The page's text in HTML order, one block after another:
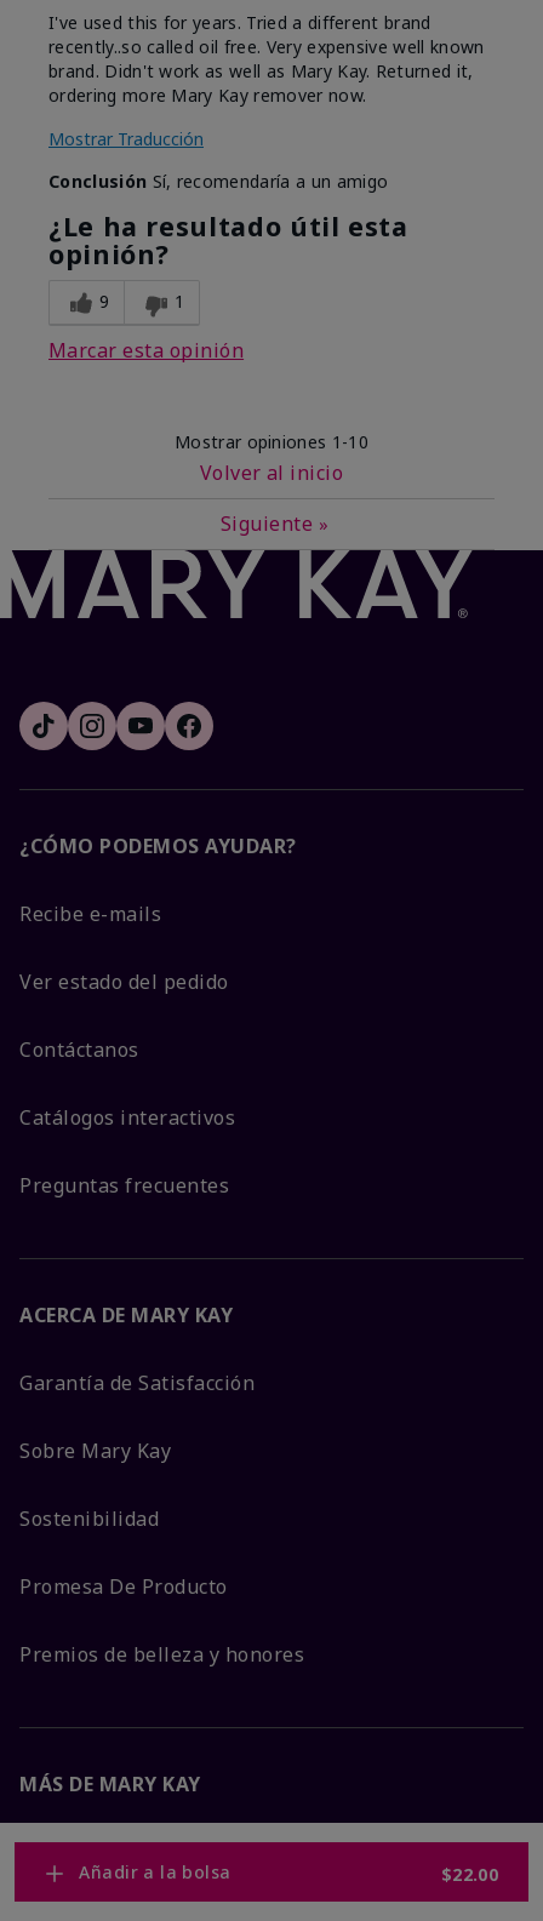
Añadir a la bolsa $22.00
I've used this for years. Tried a different brand
recently..so called oil free. Very expensive well known
brand. Didn't work as well as Mary Kay. Returned it,
ordering more Mary Kay remover now.
Mostrar Traducción
Conclusión Sí, recomendaría a un amigo
¿Le ha resultado útil esta
opinión?
9 1
Marcar esta opinión
Mostrar opiniones 1-10
Volver al inicio
Siguiente »
¿CÓMO PODEMOS AYUDAR?
Recibe e-mails
Ver estado del pedido
Contáctanos
Catálogos interactivos
Preguntas frecuentes
ACERCA DE MARY KAY
Garantía de Satisfacción
Sobre Mary Kay
Sostenibilidad
Promesa De Producto
Premios de belleza y honores
MÁS DE MARY KAY